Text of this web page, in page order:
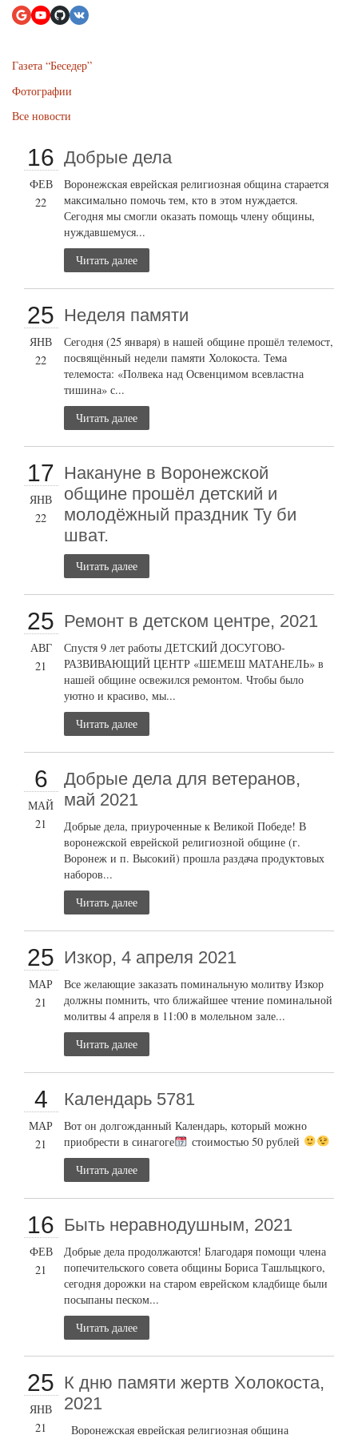
Газета “Беседер”
Фотографии
Все новости
16
ФЕВ
22
Добрые дела
Воронежская еврейская религиозная община старается
максимально помочь тем, кто в этом нуждается.
Сегодня мы смогли оказать помощь члену общины,
нуждавшемуся...
Читать далее
25
ЯНВ
22
Неделя памяти
Сегодня (25 января) в нашей общине прошёл телемост,
посвящённый недели памяти Холокоста. Тема
телемоста: «Полвека над Освенцимом всевластна
тишина» с...
Читать далее
17
ЯНВ
22
Накануне в Воронежской
общине прошёл детский и
молодёжный праздник Ту би
шват.
Читать далее
25
АВГ
21
Ремонт в детском центре, 2021
Спустя 9 лет работы ДЕТСКИЙ ДОСУГОВО-
РАЗВИВАЮЩИЙ ЦЕНТР «ШЕМЕШ МАТАНЕЛЬ» в
нашей общине освежился ремонтом. Чтобы было
уютно и красиво, мы...
Читать далее
6
МАЙ
21
Добрые дела для ветеранов,
май 2021
Добрые дела, приуроченные к Великой Победе! В
воронежской еврейской религиозной общине (г.
Воронеж и п. Высокий) прошла раздача продуктовых
наборов...
Читать далее
25
МАР
21
Изкор, 4 апреля 2021
Все желающие заказать поминальную молитву Изкор
должны помнить, что ближайшее чтение поминальной
молитвы 4 апреля в 11:00 в молельном зале...
Читать далее
4
МАР
21
Календарь 5781
Вот он долгожданный Календарь, который можно
приобрести в синагоге
стоимостью 50 рублей
Читать далее
16
ФЕВ
21
Быть неравнодушным, 2021
Добрые дела продолжаются! Благодаря помощи члена
попечительского совета общины Бориса Ташлыцкого,
сегодня дорожки на старом еврейском кладбище были
посыпаны песком...
Читать далее
25
ЯНВ
21
К дню памяти жертв Холокоста,
2021
Воронежская еврейская религиозная община